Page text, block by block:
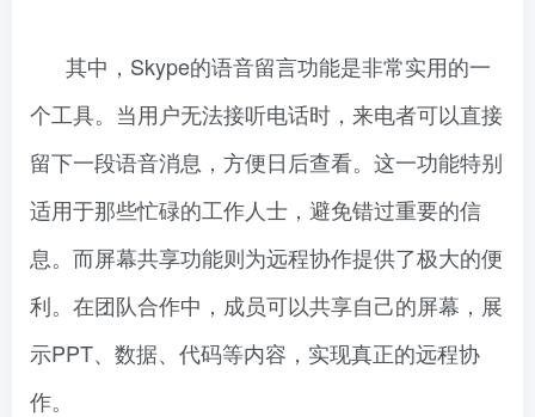
其中，Skype的语音留言功能是非常实用的一
个工具。当用户无法接听电话时，来电者可以直接
留下一段语音消息，方便日后查看。这一功能特别
适用于那些忙碌的工作人士，避免错过重要的信
息。而屏幕共享功能则为远程协作提供了极大的便
利。在团队合作中，成员可以共享自己的屏幕，展
示PPT、数据、代码等内容，实现真正的远程协
作。